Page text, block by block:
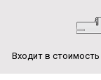
Входит в стоимость